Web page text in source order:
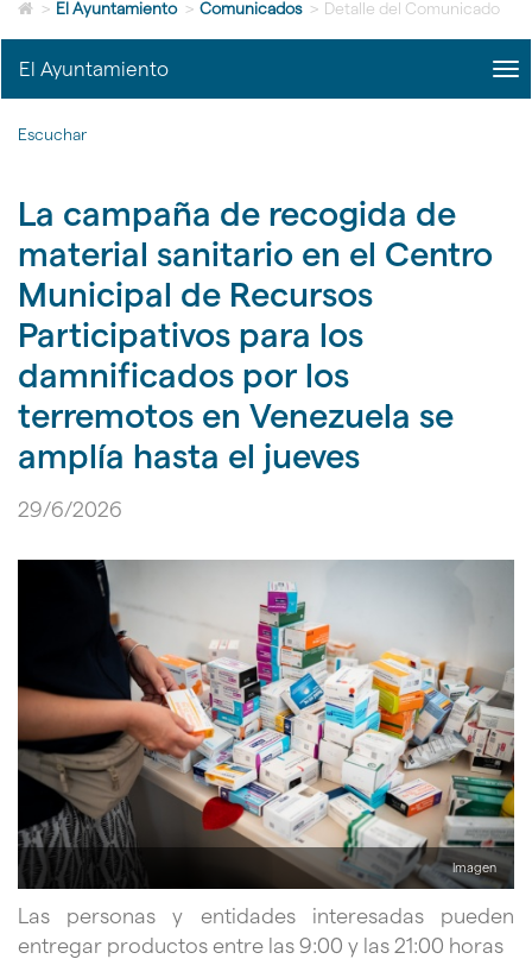
idioma
Icono
para
ir
la
inicio
> El Ayuntamiento > Comunicados > Detalle del Comunicado
El Ayuntamiento
Escuchar
La campaña de recogida de
material sanitario en el Centro
Municipal de Recursos
Participativos para los
damnificados por los
terremotos en Venezuela se
amplía hasta el jueves
29/6/2026
Imagen
Las personas y entidades interesadas pueden
entregar productos entre las 9:00 y las 21:00 horas